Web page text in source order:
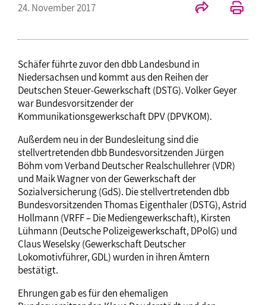
24. November 2017
Schäfer führte zuvor den dbb Landesbund in
Niedersachsen und kommt aus den Reihen der
Deutschen Steuer-Gewerkschaft (DSTG). Volker Geyer
war Bundesvorsitzender der
Kommunikationsgewerkschaft DPV (DPVKOM).
Außerdem neu in der Bundesleitung sind die
stellvertretenden dbb Bundesvorsitzenden Jürgen
Böhm vom Verband Deutscher Realschullehrer (VDR)
und Maik Wagner von der Gewerkschaft der
Sozialversicherung (GdS). Die stellvertretenden dbb
Bundesvorsitzenden Thomas Eigenthaler (DSTG), Astrid
Hollmann (VRFF – Die Mediengewerkschaft), Kirsten
Lühmann (Deutsche Polizeigewerkschaft, DPolG) und
Claus Weselsky (Gewerkschaft Deutscher
Lokomotivführer, GDL) wurden in ihren Ämtern
bestätigt.
Ehrungen gab es für den ehemaligen